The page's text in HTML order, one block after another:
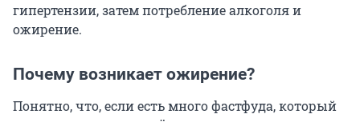
гипертензии, затем потребление алкоголя и
ожирение.
Почему возникает ожирение?
Понятно, что, если есть много фастфуда, который